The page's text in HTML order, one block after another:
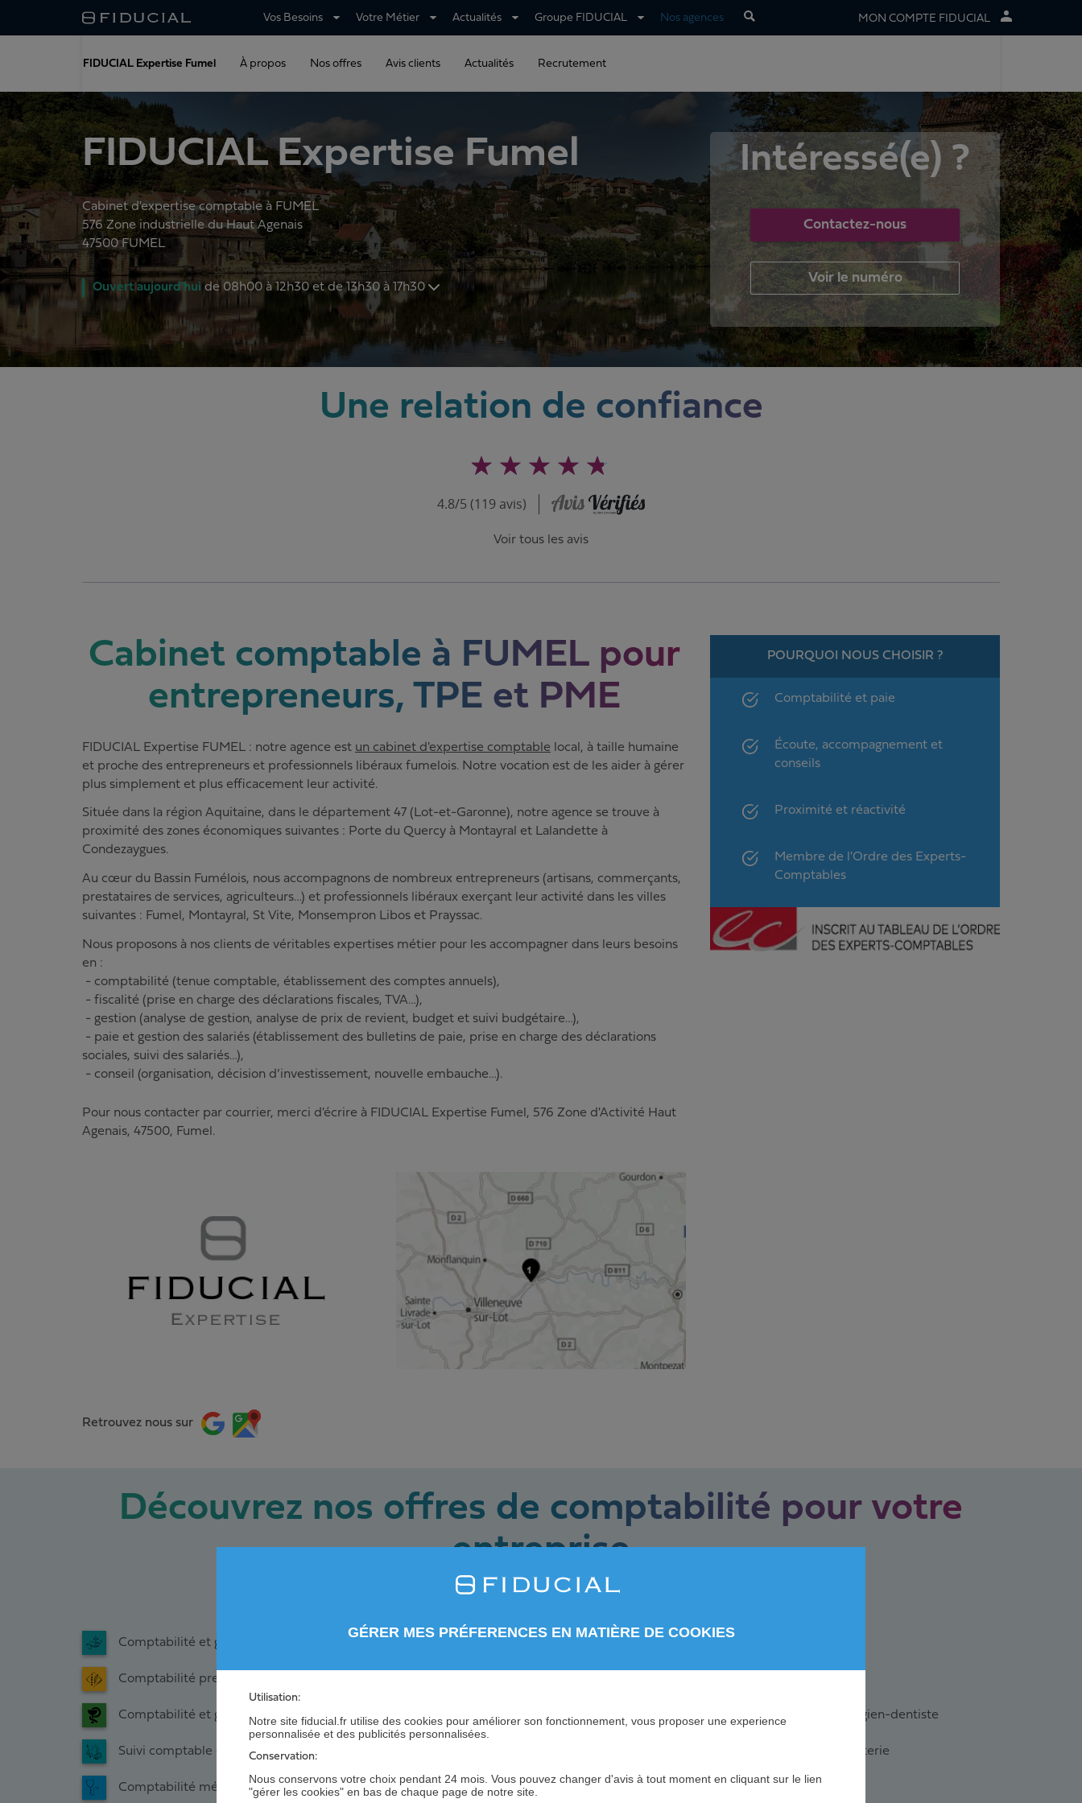
Vos Besoins Votre Métier Actualités Groupe FIDUCIAL Nos agences MON COMPTE FIDUCIAL
FIDUCIAL Expertise Fumel À propos Nos offres Avis clients Actualités Recrutement
FIDUCIAL Expertise Fumel
Cabinet d'expertise comptable à FUMEL
576 Zone industrielle du Haut Agenais
47500 FUMEL
Ouvert aujourd'hui de 08h00 à 12h30 et de 13h30 à 17h30
Intéressé(e) ?
Contactez-nous
Voir le numéro
Une relation de confiance
4.8/5 (119 avis)
Voir tous les avis
Cabinet comptable à FUMEL pour
entrepreneurs, TPE et PME
FIDUCIAL Expertise FUMEL : notre agence est un cabinet d'expertise comptable local, à taille humaine
et proche des entrepreneurs et professionnels libéraux fumelois. Notre vocation est de les aider à gérer
plus simplement et plus efficacement leur activité.
Située dans la région Aquitaine, dans le département 47 (Lot-et-Garonne), notre agence se trouve à
proximité des zones économiques suivantes : Porte du Quercy à Montayral et Lalandette à
Condezaygues.
Au cœur du Bassin Fumélois, nous accompagnons de nombreux entrepreneurs (artisans, commerçants,
prestataires de services, agriculteurs…) et professionnels libéraux exerçant leur activité dans les villes
suivantes : Fumel, Montayral, St Vite, Monsempron Libos et Prayssac.
Nous proposons à nos clients de véritables expertises métier pour les accompagner dans leurs besoins
en :
- comptabilité (tenue comptable, établissement des comptes annuels),
- fiscalité (prise en charge des déclarations fiscales, TVA…),
- gestion (analyse de gestion, analyse de prix de revient, budget et suivi budgétaire…),
- paie et gestion des salariés (établissement des bulletins de paie, prise en charge des déclarations
sociales, suivi des salariés…),
- conseil (organisation, décision d’investissement, nouvelle embauche…).
Pour nous contacter par courrier, merci d'écrire à FIDUCIAL Expertise Fumel , 576 Zone d'Activité Haut
Agenais, 47500, Fumel .
POURQUOI NOUS CHOISIR ?
Comptabilité et paie
Écoute, accompagnement et
conseils
Proximité et réactivité
Membre de l'Ordre des Experts-
Comptables
Retrouvez nous sur
Découvrez nos offres de comptabilité pour votre
entreprise
Comptabilité et gestion de votre cabinet d’infirmier
Comptabilité presse - tabac - librairie
Comptabilité et gestion de votre pharmacie
Suivi comptable et financier de votre Office
Comptabilité médecin
Comptabilité pour cabinet dentaire et chirurgien-dentiste
Comptabilité boulangerie-pâtisserie-chocolaterie
Comptabilité pour garage automobile
GÉRER MES PRÉFERENCES EN MATIÈRE DE COOKIES
Utilisation:
Notre site fiducial.fr utilise des cookies pour améliorer son fonctionnement, vous proposer une experience
personnalisée et des publicités personnalisées.
Conservation:
Nous conservons votre choix pendant 24 mois. Vous pouvez changer d'avis à tout moment en cliquant sur le lien
"gérer les cookies" en bas de chaque page de notre site.